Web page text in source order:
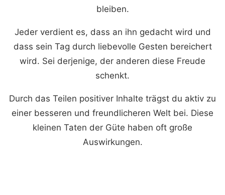
bleiben.
Jeder verdient es, dass an ihn gedacht wird und
dass sein Tag durch liebevolle Gesten bereichert
wird. Sei derjenige, der anderen diese Freude
schenkt.
Durch das Teilen positiver Inhalte trägst du aktiv zu
einer besseren und freundlicheren Welt bei. Diese
kleinen Taten der Güte haben oft große
Auswirkungen.